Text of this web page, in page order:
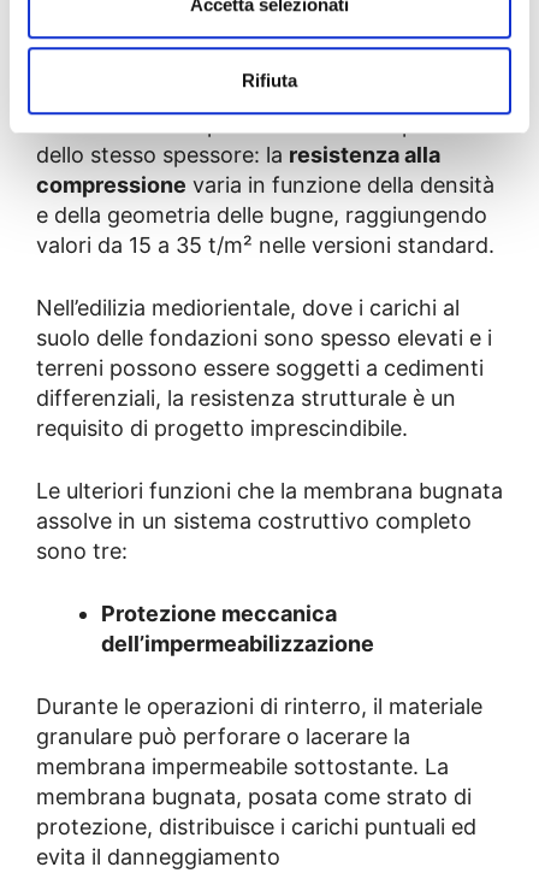
Rifiuta
sistema di aspirazione sottovuoto ad alta
conferisce al prodotto proprietà meccaniche
dello stesso spessore: la resistenza alla
compressione varia in funzione della densità
e della geometria delle bugne, raggiungendo
valori da 15 a 35 t/m² nelle versioni standard.
Nell’edilizia mediorientale, dove i carichi al
suolo delle fondazioni sono spesso elevati e i
terreni possono essere soggetti a cedimenti
differenziali, la resistenza strutturale è un
requisito di progetto imprescindibile.
Le ulteriori funzioni che la membrana bugnata
assolve in un sistema costruttivo completo
sono tre:
Protezione meccanica
dell’impermeabilizzazione
Durante le operazioni di rinterro, il materiale
granulare può perforare o lacerare la
membrana impermeabile sottostante. La
membrana bugnata, posata come strato di
protezione, distribuisce i carichi puntuali ed
evita il danneggiamento